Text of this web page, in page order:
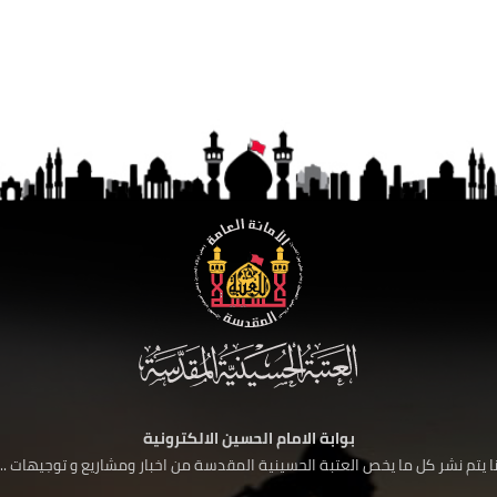
بوابة الامام الحسين الالكترونية
يتم نشر كل ما يخص العتبة الحسينية المقدسة من اخبار ومشاريع و توجيهات